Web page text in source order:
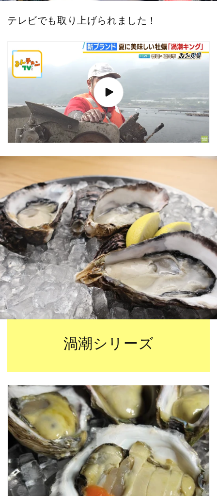
テレビでも取り上げられました！
渦潮シリーズ